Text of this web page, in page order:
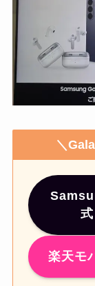
＼
式
楽天モ